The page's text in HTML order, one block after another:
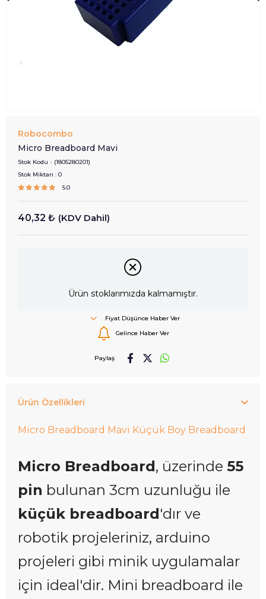
Robocombo
Micro Breadboard Mavi
Stok Kodu
(1805280201)
Stok Miktarı : 0
5.0
40,32 ₺ (KDV Dahil)
Ürün stoklarımızda kalmamıştır.
Fiyat Düşünce Haber Ver
Gelince Haber Ver
Paylaş
Ürün Özellikleri
Micro Breadboard Mavi Küçük Boy Breadboard
Micro Breadboard, üzerinde 55
pin bulunan 3cm uzunluğu ile
küçük breadboard'dır ve
robotik projeleriniz, arduino
projeleri gibi minik uygulamalar
için ideal'dir. Mini breadboard ile